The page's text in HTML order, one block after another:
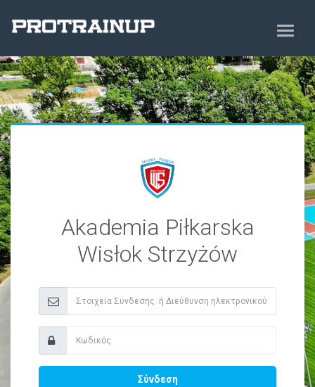
Akademia Piłkarska
Wisłok Strzyżów
Σύνδεση